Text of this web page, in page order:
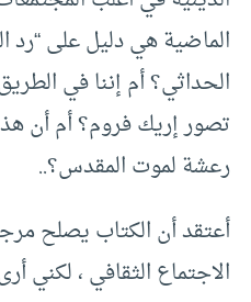
الماضية هي دليل على “رد
الحداثي؟ أم إننا في
تصور إريك فروم؟ أم أن
رعشة لموت المقدس؟..
أعتقد أن الكتاب يصلح
الاجتماع الثقافي ، لكني